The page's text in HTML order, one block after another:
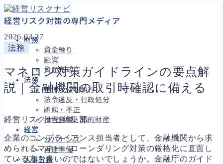
経営リスク対策の専門メディア
財務
資金繰り
融資
資産売却
法務
差押・強制執行
法令違反・行政処分
訴訟・不正
損害賠償・知的財産
経営
ガバナンス
再建準備
人事労務
2026.03.27
法務
マネロン対策ガイドラインの要点解
説｜金融機関の取引時確認に備える
経営リスクナビ編集部
企業のコンプライアンス担当者として、金融機関から求
められるマネー・ローンダリング対策の厳格化に直面し
ている方も多いのではないでしょうか。金融庁のガイド